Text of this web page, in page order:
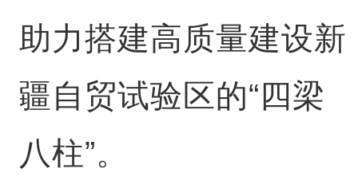
助力搭建高质量建设新
疆自贸试验区的“四梁
八柱”。